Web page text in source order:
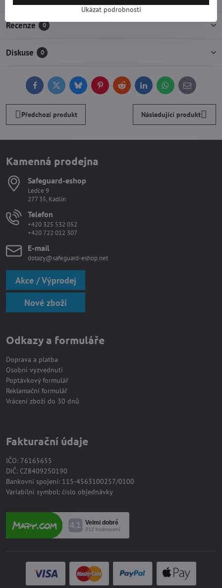
Recenze 0
Diskuse 0
FacebookTwitterBlueskyPinterestReddit LinkedInWhatsApp
E-
mail
Předchozí produkt Následující produkt
Kamenná prodejna
Safeguard-eshop
Ledce 9
277 35, Kadlín
Telefon
+420 325 532 052
+420 722 012 307
E-mail
dotazy@safeguard-eshop.net
Akce / Výprodej
Nové zboží
Odkazy a formuláře
Doprava a platba
Osobní vyzvednutí
Poptávkový formulář
Reklamační formulář
Vrácení zboží do 30 dnů
Fakturační údaje
IČO: 76165655
DIČ: CZ8409250190
Bankovní spojení: 115-4563100257/0100
Variabilní symbol: číslo objednávky
Ukázat podrobnosti